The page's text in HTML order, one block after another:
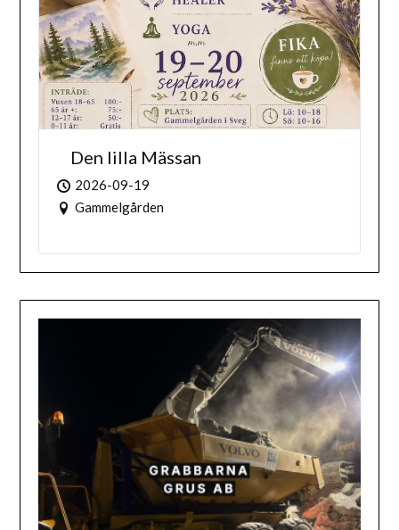
Den lilla Mässan
2026-09-19
Gammelgården